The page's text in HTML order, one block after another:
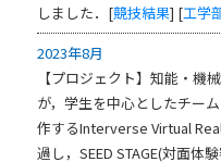
しました．[競技結果] [工学
2023年8月
【プロジェクト】知能・機
が，学生を中心としたチー
作するInterverse Virtual
過し，SEED STAGE(対面体